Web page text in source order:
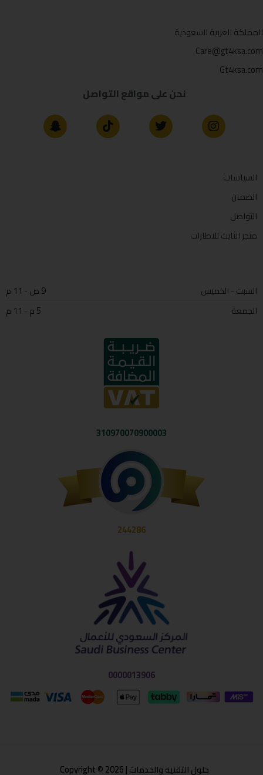
المملكة العربية السعودية
Care@gt4ksa.com
Gt4ksa.com
نحن على مواقع التواصل
السياسات
الضمان
التواصل
متجر الثابت للاطارات
السبت - الخميس
9 ص - 11 م
الجمعة
5 م - 11 م
310970070900003
244286
0000013906
حلول التقنية والخدمات | Copyright © 2026